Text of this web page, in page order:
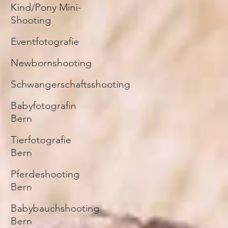
Kind/Pony Mini-
Shooting
Eventfotografie
Newbornshooting
Schwangerschaftsshooting
Babyfotografin
Bern
Tierfotografie
Bern
Pferdeshooting
Bern
Babybauchshooting
Bern